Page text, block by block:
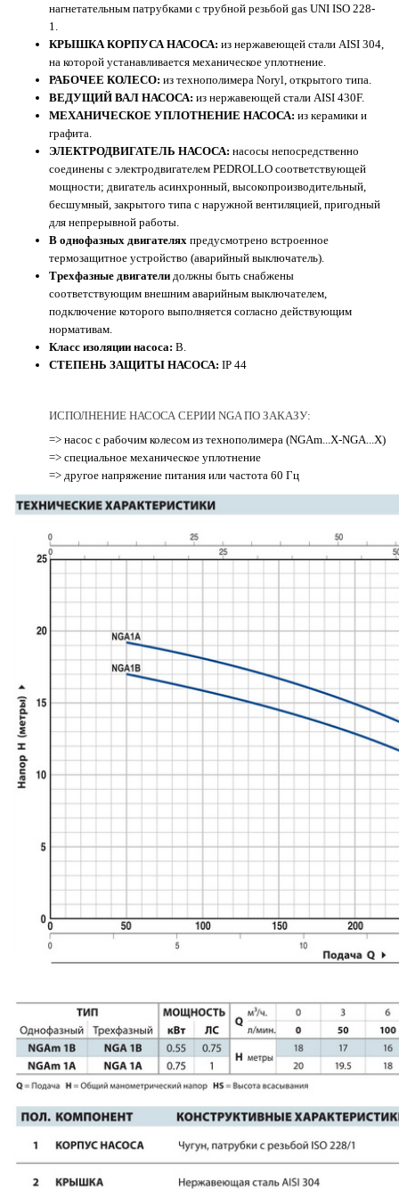
нагнетательным патрубками с трубной резьбой gas UNI ISO 228-
1.
КРЫШКА КОРПУСА НАСОСА: из нержавеющей стали AISI 304,
на которой устанавливается механическое уплотнение.
РАБОЧЕЕ КОЛЕСО: из технополимера Noryl, открытого типа.
ВЕДУЩИЙ ВАЛ НАСОСА: из нержавеющей стали AISI 430F.
МЕХАНИЧЕСКОЕ УПЛОТНЕНИЕ НАСОСА: из керамики и
графита.
ЭЛЕКТРОДВИГАТЕЛЬ НАСОСА: насосы непосредственно
соединены с электродвигателем PEDROLLO соответствующей
мощности; двигатель асинхронный, высокопроизводительный,
бесшумный, закрытого типа с наружной вентиляцией, пригодный
для непрерывной работы.
В однофазных двигателях предусмотрено встроенное
термозащитное устройство (аварийный выключатель).
Трехфазные двигатели должны быть снабжены
соответствующим внешним аварийным выключателем,
подключение которого выполняется согласно действующим
нормативам.
Класс изоляции насоса: В.
СТЕПЕНЬ ЗАЩИТЫ НАСОСА: IP 44
ИСПОЛНЕНИЕ НАСОСА СЕРИИ NGA ПО ЗАКАЗУ:
=> насос с рабочим колесом из технополимера (NGAm...X-NGA...X)
=> специальное механическое уплотнение
=> другое напряжение питания или частота 60 Гц